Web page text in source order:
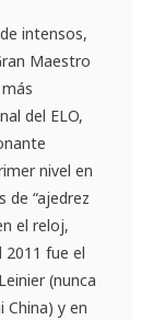
intensos,
Maestro
del ELO,
nivel en
de “ajedrez
el reloj,
2011 fue el
(nunca
China) y en